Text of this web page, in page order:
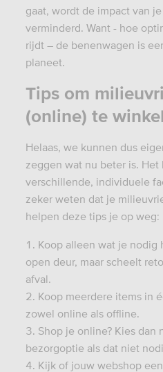
gaat, wordt de impact van
verminderd. Want - hoe
rijdt – de benenwagen is
planeet.
Tips om
(online) te
Helaas, we kunnen dus
zeggen wat nu beter is. Het
verschillende, individuele
zeker weten dat je
helpen deze tips je op weg:
Koop alleen wat je nodig
open deur, maar scheelt
afval.
Koop meerdere items in
zowel online als offline.
Shop je online? Kies dan
bezorgoptie als dat niet
Kijk of jouw webshop